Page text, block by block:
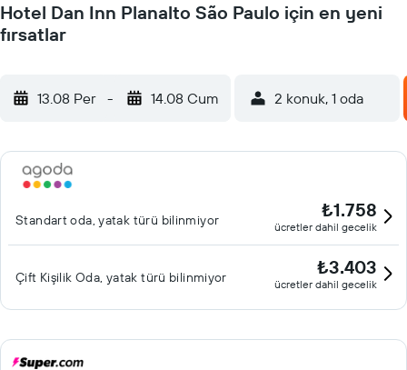
Hotel Dan Inn Planalto São Paulo için en yeni
fırsatlar
13.08 Per - 14.08 Cum 2 konuk, 1 oda
Standart oda, yatak türü bilinmiyor ₺1.758
ücretler dahil gecelik
Çift ​Kişilik Oda, yatak türü bilinmiyor ₺3.403
ücretler dahil gecelik